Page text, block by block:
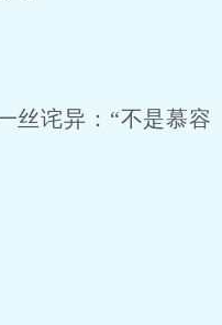
丝诧异：“不是慕容